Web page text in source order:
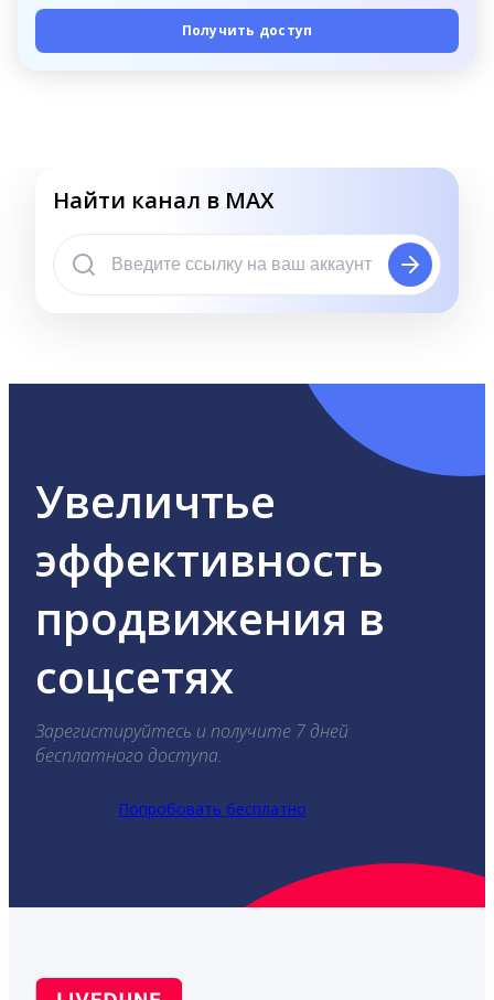
Получить доступ
Найти канал в MAX
Увеличтье
эффективность
продвижения в
соцсетях
Зарегистируйтесь и получите 7 дней
бесплатного доступа.
Попробовать бесплатно